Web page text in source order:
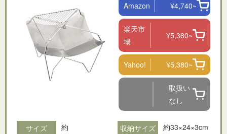
Amazon ¥4,740~
楽天市
場
¥5,380~
Yahoo! ¥5,380~
取扱い
なし
サイズ
約
収納サイズ 約33×24×3cm